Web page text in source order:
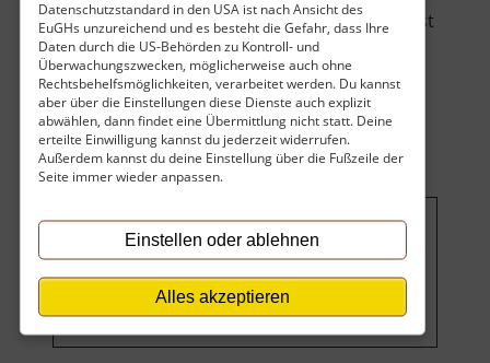
Datenschutzstandard in den USA ist nach Ansicht des
EuGHs unzureichend und es besteht die Gefahr, dass Ihre
Daten durch die US-Behörden zu Kontroll- und
Überwachungszwecken, möglicherweise auch ohne
Rechtsbehelfsmöglichkeiten, verarbeitet werden. Du kannst
aber über die Einstellungen diese Dienste auch explizit
abwählen, dann findet eine Übermittlung nicht statt. Deine
erteilte Einwilligung kannst du jederzeit widerrufen.
Außerdem kannst du deine Einstellung über die Fußzeile der
Seite immer wieder anpassen.
Einstellen oder ablehnen
Alles akzeptieren
heute als Sitz des Staatsbetriebes Sachsenforst
dient, beherbergt ein echtes technisch.. »
weiterlesenüber
Forsthof
Bärenfels
mit
Arboretum
Um dieses Projekt zu finanzieren,
wird hier Werbung eingeblendet.
Cookie-Einstellungen ändern